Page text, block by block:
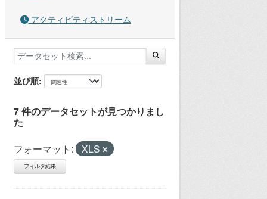
アクティビティストリーム
並び順
7 件のデータセットが見つかりまし
た
フォーマット: XLS
フィルタ結果